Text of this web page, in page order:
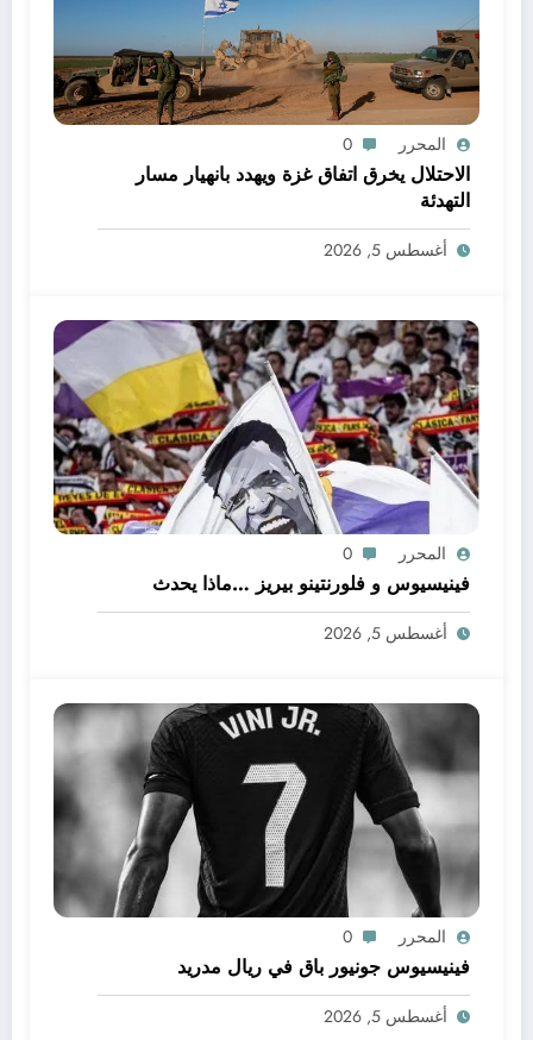
المحرر 0
الاحتلال يخرق اتفاق غزة ويهدد بانهيار مسار
التهدئة
أغسطس 5, 2026
المحرر 0
فينيسيوس و فلورنتينو بيريز …ماذا يحدث
أغسطس 5, 2026
المحرر 0
فينيسيوس جونيور باق في ريال مدريد
أغسطس 5, 2026